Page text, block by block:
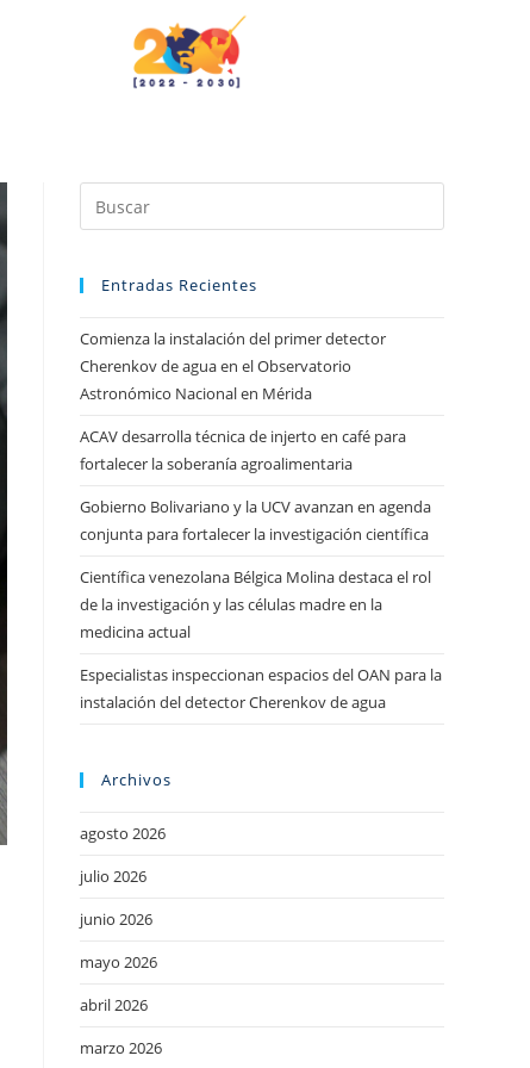
Entradas Recientes
Comienza la instalación del primer detector
Cherenkov de agua en el Observatorio
Astronómico Nacional en Mérida
ACAV desarrolla técnica de injerto en café para
fortalecer la soberanía agroalimentaria
Gobierno Bolivariano y la UCV avanzan en agenda
conjunta para fortalecer la investigación científica
Científica venezolana Bélgica Molina destaca el rol
de la investigación y las células madre en la
medicina actual
Especialistas inspeccionan espacios del OAN para la
instalación del detector Cherenkov de agua
Archivos
agosto 2026
julio 2026
junio 2026
mayo 2026
abril 2026
marzo 2026